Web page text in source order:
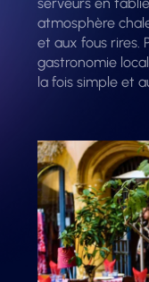
atmosphère
et aux fous rires.
gastronomie
la fois simple et